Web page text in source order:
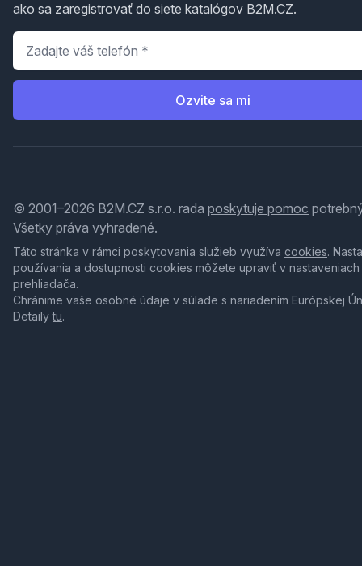
ako sa zaregistrovať do siete katalógov B2M.CZ.
Telefón
Ozvite sa mi
© 2001–2026 B2M.CZ s.r.o. rada poskytuje pomoc
Všetky práva vyhradené.
Táto stránka v rámci poskytovania služieb využíva cookies.
používania a dostupnosti cookies môžete upraviť v nastaveniach
prehliadača.
Chránime vaše osobné údaje v súlade s nariadením Európskej
Detailytu.